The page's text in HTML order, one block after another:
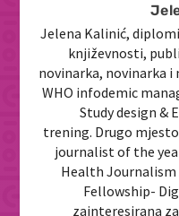
Jelena Kalinić,
književnosti,
novinarka, novinarka i
WHO infodemic
Study design &
trening. Drugo mjesto
journalist of the
Health Journalism
Fellowship-
zainteresirana